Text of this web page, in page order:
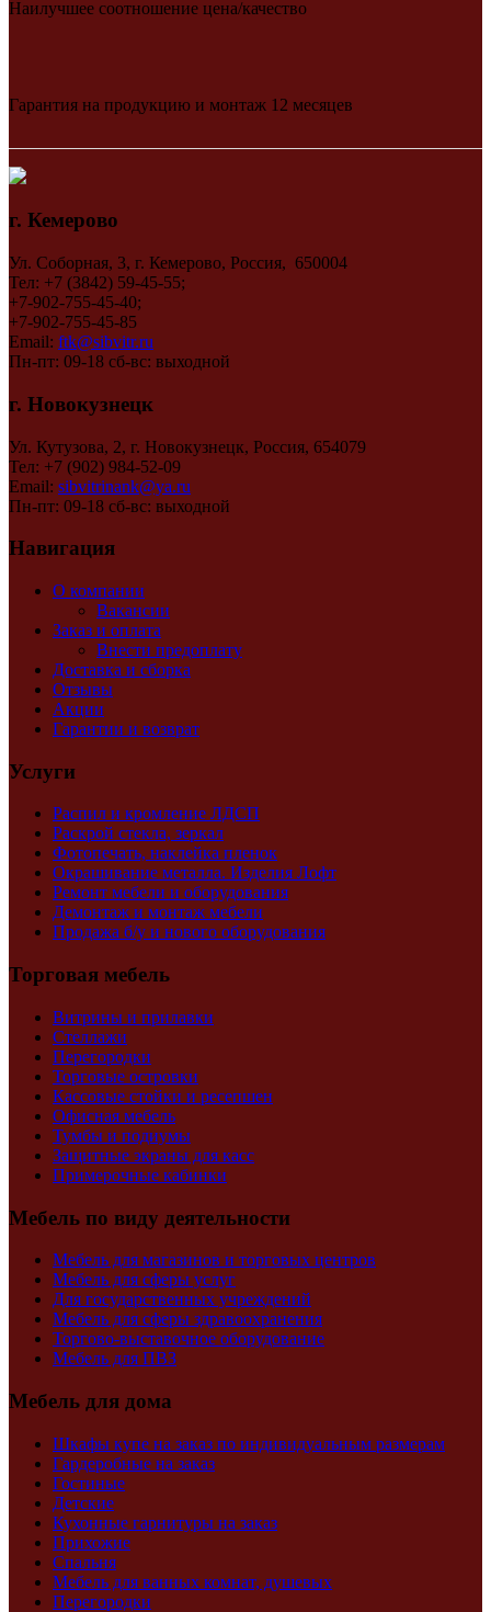
Наилучшее соотношение цена/качество
Гарантия на продукцию и монтаж 12 месяцев
г. Кемерово
Ул. Соборная, 3, г. Кемерово, Россия, 650004
Тел: +7 (3842) 59-45-55;
+7-902-755-45-40;
+7-902-755-45-85
Email: ftk@sibvitr.ru
Пн-пт: 09-18 сб-вс: выходной
г. Новокузнецк
Ул. Кутузова, 2, г. Новокузнецк, Россия, 654079
Тел: +7 (902) 984-52-09
Email: sibvitrinank@ya.ru
Пн-пт: 09-18 сб-вс: выходной
Навигация
О компании
Вакансии
Заказ и оплата
Внести предоплату
Доставка и сборка
Отзывы
Акции
Гарантии и возврат
Услуги
Распил и кромление ЛДСП
Раскрой стекла, зеркал
Фотопечать, наклейка пленок
Окрашивание металла. Изделия Лофт
Ремонт мебели и оборудования
Демонтаж и монтаж мебели
Продажа б/у и нового оборудования
Торговая мебель
Витрины и прилавки
Стеллажи
Перегородки
Торговые островки
Кассовые стойки и ресепшен
Офисная мебель
Тумбы и подиумы
Защитные экраны для касс
Примерочные кабинки
Мебель по виду деятельности
Мебель для магазинов и торговых центров
Мебель для сферы услуг
Для государственных учреждений
Мебель для сферы здравоохранения
Торгово-выставочное оборудование
Мебель для ПВЗ
Мебель для дома
Шкафы купе на заказ по индивидуальным размерам
Гардеробные на заказ
Гостиные
Детские
Кухонные гарнитуры на заказ
Прихожие
Спальня
Мебель для ванных комнат, душевых
Перегородки